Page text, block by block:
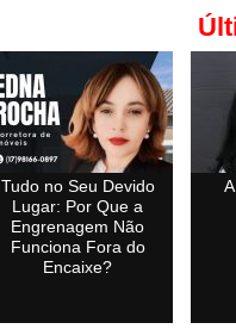
Tudo no Seu Devido
Lugar: Por Que a
Engrenagem Não
Funciona Fora do
Encaixe?